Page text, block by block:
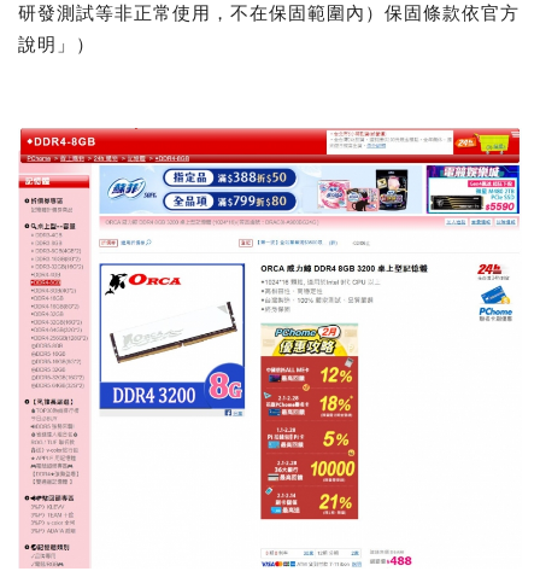
研發測試等非正常使用，不在保固範圍內）保固條款依官方
說明」）